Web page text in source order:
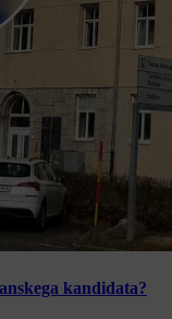
kandidata?